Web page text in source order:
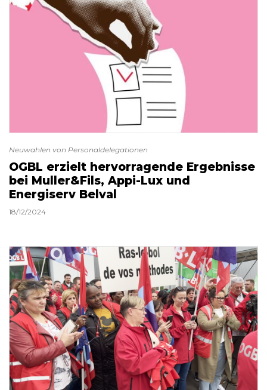
Neuwahlen von Personaldelegationen
OGBL erzielt hervorragende Ergebnisse
bei Muller&Fils, Appi-Lux und
Energiserv Belval
18/12/2024